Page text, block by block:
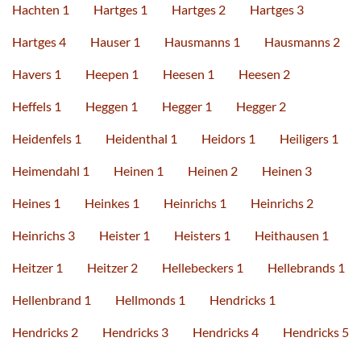
Hachten 1 Hartges 1 Hartges 2 Hartges 3
Hartges 4 Hauser 1 Hausmanns 1 Hausmanns 2
Havers 1 Heepen 1 Heesen 1 Heesen 2
Heffels 1 Heggen 1 Hegger 1 Hegger 2
Heidenfels 1 Heidenthal 1 Heidors 1 Heiligers 1
Heimendahl 1 Heinen 1 Heinen 2 Heinen 3
Heines 1 Heinkes 1 Heinrichs 1 Heinrichs 2
Heinrichs 3 Heister 1 Heisters 1 Heithausen 1
Heitzer 1 Heitzer 2 Hellebeckers 1 Hellebrands 1
Hellenbrand 1 Hellmonds 1 Hendricks 1
Hendricks 2 Hendricks 3 Hendricks 4 Hendricks 5